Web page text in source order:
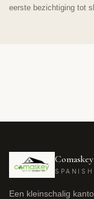
eerste bezichtiging tot
Comaskey
Een kleinschalig